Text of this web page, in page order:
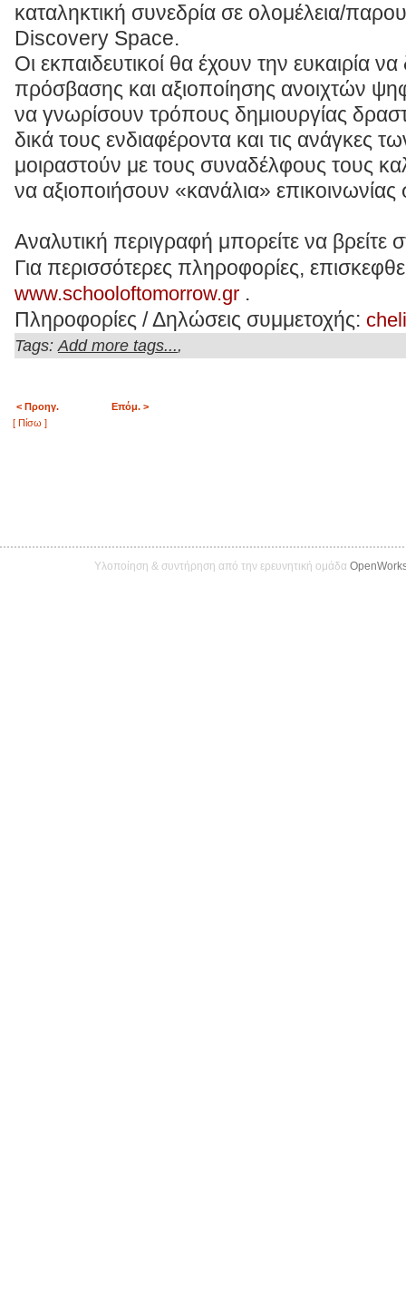
καταληκτική συνεδρία σε ολομέλεια/
Discovery Space.
Οι εκπαιδευτικοί θα έχουν την ευκαιρία
πρόσβασης και αξιοποίησης ανοιχτών
να γνωρίσουν τρόπους δημιουργίας
δικά τους ενδιαφέροντα και τις ανάγκες
μοιραστούν με τους συναδέλφους τους
να αξιοποιήσουν «κανάλια»
Αναλυτική περιγραφή μπορείτε να βρείτε
Για περισσότερες πληροφορίες,
www.schooloftomorrow.gr .
Πληροφορίες / Δηλώσεις συμμετοχής:
Tags: Add more tags...,
< Προηγ.
Επόμ. >
[ Πίσω ]
Υλοποίηση & συντήρηση από την ερευνητική ομάδα